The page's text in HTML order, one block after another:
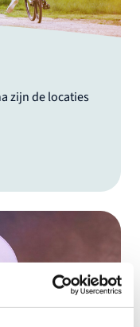
zijn de locaties